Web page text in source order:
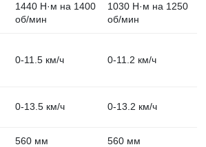
1440 Н·м на 1400
об/мин
1030 Н·м на 1250
об/мин
0-11.5 км/ч 0-11.2 км/ч
0-13.5 км/ч 0-13.2 км/ч
560 мм 560 мм